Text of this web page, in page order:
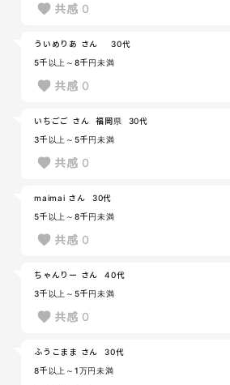
共感 0
ういめりあ さん
30代
5千以上～8千円未満
共感 0
いちごご さん 福岡県
30代
3千以上～5千円未満
共感 0
maimai さん
30代
5千以上～8千円未満
共感 0
ちゃんりー さん
40代
3千以上～5千円未満
共感 0
ふうこまま さん
30代
8千以上～1万円未満